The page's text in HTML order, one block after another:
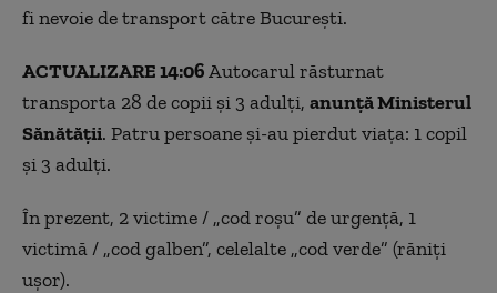
fi nevoie de transport către București.
ACTUALIZARE 14:06Autocarul răsturnat
transporta 28 de copii și 3 adulți, anunță Ministerul
Sănătății. Patru persoane și-au pierdut viața: 1 copil
și 3 adulți.
În prezent, 2 victime / „cod roșu” de urgență, 1
victimă / „cod galben”, celelalte „cod verde” (răniți
ușor).